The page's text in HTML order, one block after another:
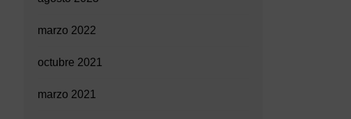
marzo 2022
octubre 2021
marzo 2021